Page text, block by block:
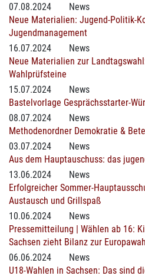
07.08.2024
News
Neue Materialien: Jugend-Politik-
Jugendmanagement
16.07.2024
News
Neue Materialien zur
Wahlprüfsteine
15.07.2024
News
Bastelvorlage Gesprächsstarter-
08.07.2024
News
Methodenordner Demokratie &
03.07.2024
News
Aus dem Hauptauschuss: das
13.06.2024
News
Erfolgreicher Sommer-
Austausch und Grillspaß
10.06.2024
News
Pressemitteilung | Wählen ab 16:
Sachsen zieht Bilanz zur
06.06.2024
News
U18-Wahlen in Sachsen: Das sind